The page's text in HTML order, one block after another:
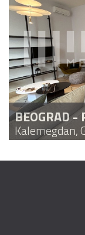
BEOGRAD -
Kalemegdan,